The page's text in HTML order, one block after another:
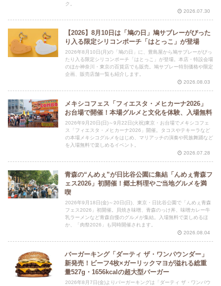
ク。
2026.07.30
【2026】8月10日は「鳩の日」鳩サブレーがぴった
り入る限定シリコンポーチ「はとっこ」が登場
2026年8月10日(月)の「鳩の日」に、豊島屋から鳩サブレーがぴっ
たり入る限定シリコンポーチ「はとっこ」が登場。本店・特設会場
のほか神奈川・東京の百貨店でも販売。鳩サブレー特別価格や限定
企画、販売店舗一覧も紹介します。
2026.08.03
メキシコフェス「フィエスタ・メヒカーナ2026」
お台場で開催！本場グルメと文化を体験、入場無料
2026年9月20日(日)～9月22日(火祝)東京・お台場でメキシコフェ
ス「フィエスタ・メヒカーナ2026」開催。タコスやテキーラなど
の本場メキシコグルメをはじめ、マリアッチの演奏や民族舞踊など
を入場無料で楽しめるイベント。
2026.07.28
青森の“んめぇ”が日比谷公園に集結「んめぇ青森フ
ェス2026」初開催！郷土料理やご当地グルメを満
喫
2026年9月18日(金)～20日(日)、東京・日比谷公園で「んめぇ青森
フェス2026」初開催。貝焼き味噌、青森のっけ丼、味噌カレー牛
乳ラーメンなど青森自慢のグルメが集結。入場無料で楽しめるほ
か、「肉祭2026」も同時開催されます。
2026.08.04
バーガーキング「ダーティ ザ・ワンパウンダー」
新発売！ビーフ4枚×ガーリックマヨが溢れる総重
量527g・1656kcalの超大型バーガー
2026年8月7日(金)よりバーガーキングは「ダーティ ザ・ワンパウ